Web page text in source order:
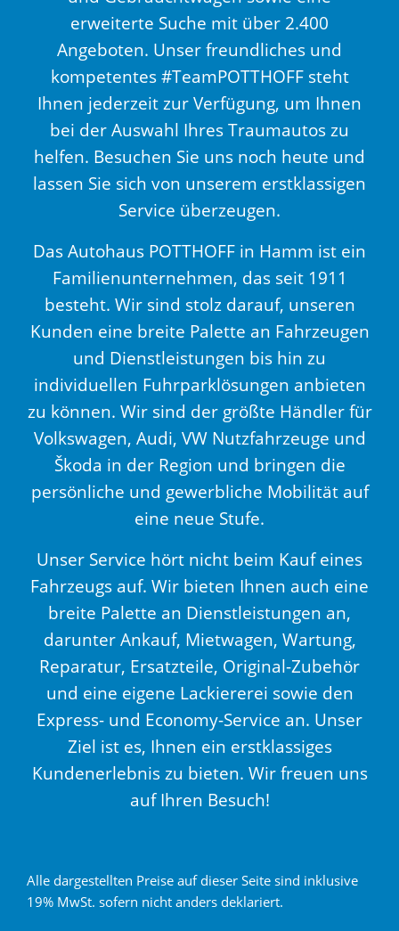
erweiterte Suche mit über 2.400
Angeboten. Unser freundliches und
kompetentes #TeamPOTTHOFF steht
Ihnen jederzeit zur Verfügung, um Ihnen
bei der Auswahl Ihres Traumautos zu
helfen. Besuchen Sie uns noch heute und
lassen Sie sich von unserem erstklassigen
Service überzeugen.
Das Autohaus POTTHOFF in Hamm ist ein
Familienunternehmen, das seit 1911
besteht. Wir sind stolz darauf, unseren
Kunden eine breite Palette an Fahrzeugen
und Dienstleistungen bis hin zu
individuellen Fuhrparklösungen anbieten
zu können. Wir sind der größte Händler für
Volkswagen, Audi, VW Nutzfahrzeuge und
Škoda in der Region und bringen die
persönliche und gewerbliche Mobilität auf
eine neue Stufe.
Unser Service hört nicht beim Kauf eines
Fahrzeugs auf. Wir bieten Ihnen auch eine
breite Palette an Dienstleistungen an,
darunter Ankauf, Mietwagen, Wartung,
Reparatur, Ersatzteile, Original-Zubehör
und eine eigene Lackiererei sowie den
Express- und Economy-Service an. Unser
Ziel ist es, Ihnen ein erstklassiges
Kundenerlebnis zu bieten. Wir freuen uns
auf Ihren Besuch!
Alle dargestellten Preise auf dieser Seite sind inklusive
19% MwSt. sofern nicht anders deklariert.